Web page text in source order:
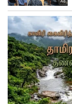
எமகண்டம் :
குளிகை :
சூலம் :